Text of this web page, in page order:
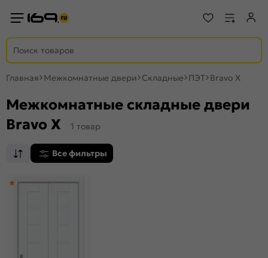
Главная Межкомнатные двери Складные ПЭТ Bravo X
Межкомнатные складные двери
Bravo X
1 товар
Все фильтры